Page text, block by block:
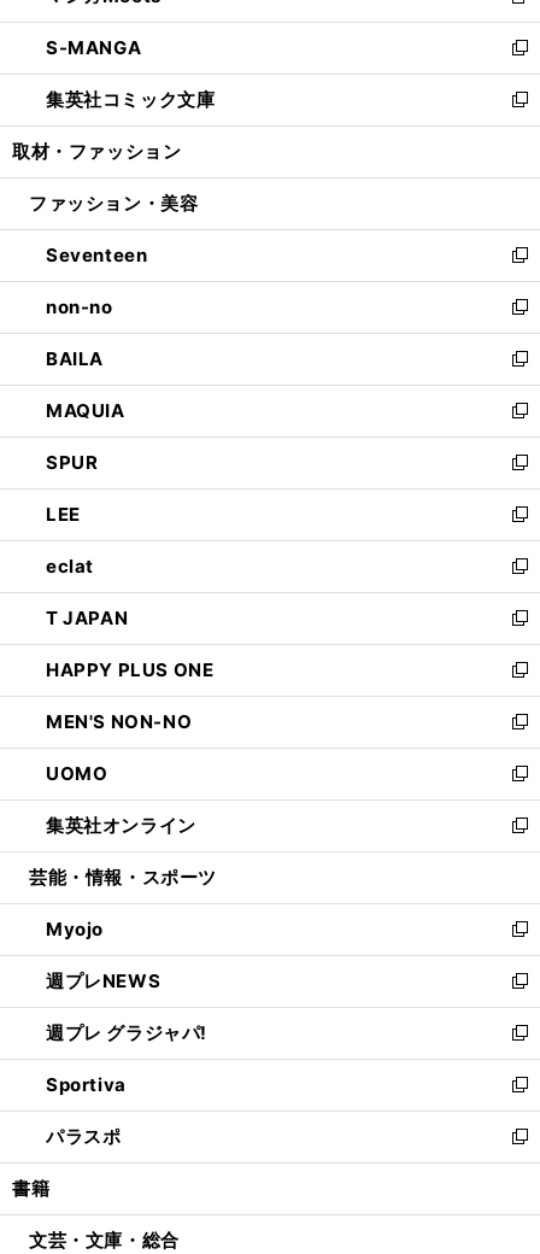
開
く
ウ
で
開
く
ン
ド
ウ
で
開
ウ
ィ
ン
ド
ウ
開
し
い
ウ
ィ
ン
ウ
開
く
S-MANGA
新
し
い
ウ
ン
ウ
で
開
く
集英社コミック文庫
新
し
ウ
ン
ド
ウ
で
開
く
取材・ファッション
ファッション・美容
Seventeen
新
し
い
ウ
ィ
ン
ド
ウ
で
開
く
non-no
新
し
い
ウ
ィ
ン
ド
ウ
で
開
く
BAILA
新
し
い
ウ
ィ
ン
ド
ウ
で
開
く
MAQUIA
新
し
い
ウ
ィ
ン
ド
ウ
で
開
く
SPUR
新
し
い
ウ
ィ
ン
ド
ウ
で
開
く
LEE
新
し
い
ウ
ィ
ン
ド
ウ
で
開
く
eclat
新
し
い
ウ
ィ
ン
ド
ウ
で
開
く
T JAPAN
新
し
い
ウ
ィ
ン
ド
ウ
で
開
HAPPY PLUS ONE
新
し
い
ウ
ィ
ン
ド
ウ
開
く
MEN'S NON-NO
新
し
い
ウ
ィ
ン
ウ
で
開
く
UOMO
新
し
い
ウ
ン
ド
ウ
で
開
く
集英社オンライン
新
し
ウ
ィ
ン
ド
ウ
で
開
く
芸能・情報・スポーツ
Myojo
新
し
い
ウ
ィ
ン
ド
ウ
で
開
週プレNEWS
新
し
い
ウ
ィ
ン
ド
ウ
開
週プレ グラジャパ!
新
し
い
ウ
ィ
ン
ウ
Sportiva
新
し
い
ウ
ン
パラスポ
新
し
ウ
書籍
文芸・文庫・総合